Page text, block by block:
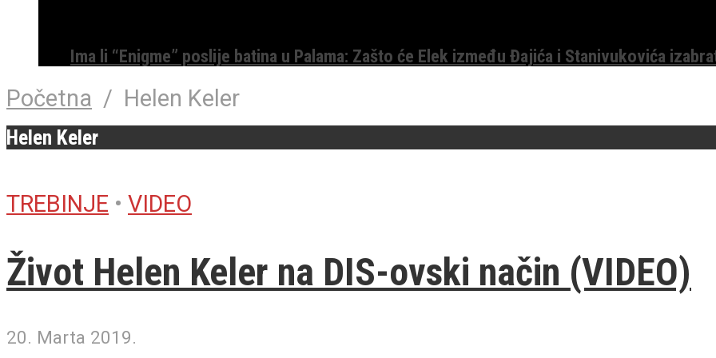
Ima li “Enigme” poslije batina u Palama: Zašto će Elek između Đajića i Stanivukovića
Početna / Helen Keler
Helen Keler
TREBINJE • VIDEO
Život Helen Keler na DIS-ovski način (VIDEO)
20. Marta 2019.